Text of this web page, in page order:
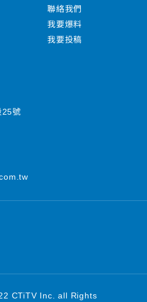
聯絡我們
我要爆料
我要投稿
25號
CTiTV Inc. all Rights